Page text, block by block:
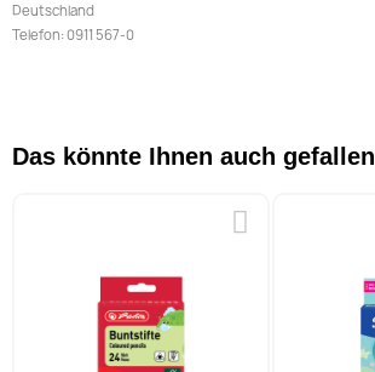
Deutschland
Telefon: 0911 567-0
Das könnte Ihnen auch gefallen